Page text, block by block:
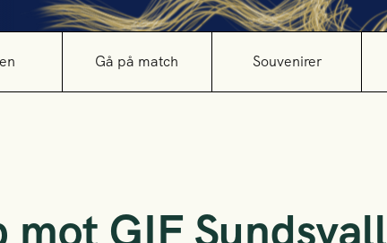
Gå på match Souvenirer
GIF Sundsvall